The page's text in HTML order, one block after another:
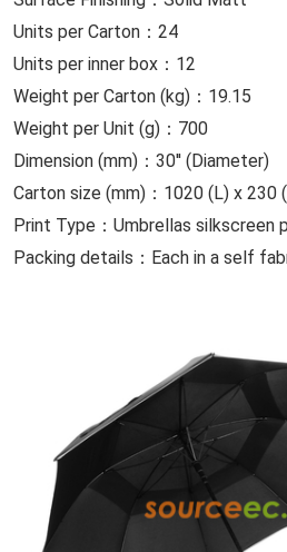
Units per Carton：24
Units per inner box：12
Weight per Carton (kg)：19.15
Weight per Unit (g)：700
Dimension (mm)：30'' (Diameter)
Carton size (mm)：1020 (L) x 230
Print Type：Umbrellas silkscreen
Packing details：Each in a self